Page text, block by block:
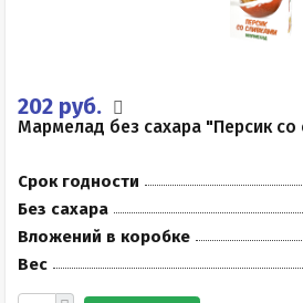
202 руб.
Мармелад без сахара "Персик со
Срок годности
Без сахара
Вложений в коробке
Вес